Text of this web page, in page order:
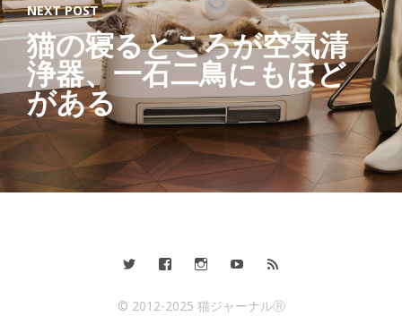
NEXT POST
猫の寝るところが空気清
浄器、一石二鳥にもほど
がある
© 2012-2025 猫ジャーナルⓇ